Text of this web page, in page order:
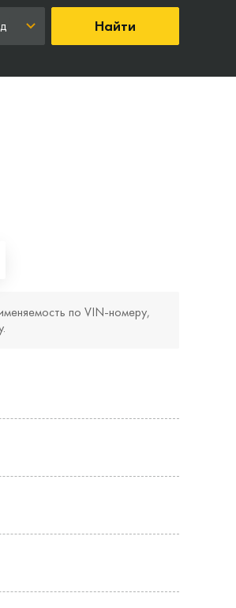
Найти
по VIN‑номеру,